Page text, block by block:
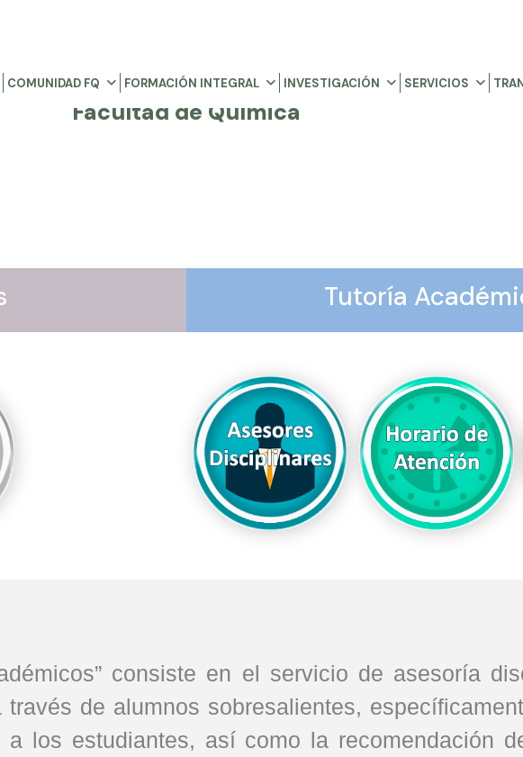
COMUNIDAD FQ FORMACIÓN INTEGRAL INVESTIGACIÓN SERVICIOS
Facultad de Química
Tutoría
consiste en el servicio de asesoría
de alumnos sobresalientes,
a los estudiantes, así como la recomendación